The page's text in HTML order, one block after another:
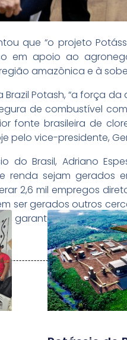
que “o projeto
em apoio ao
amazônica e à
Brazil Potash, “a força
de combustível
fonte brasileira de
pelo vice-presidente,
do Brasil, Adriano
renda sejam gerados
2,6 mil empregos
ser gerados outros
garantiu.